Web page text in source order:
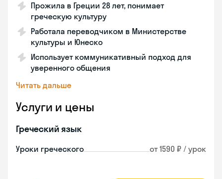
Прожила в Греции 28 лет, понимает
греческую культуру
Работала переводчиком в Министерстве
культуры и Юнеско
Использует коммуникативный подход для
уверенного общения
Читать дальше
Услуги и цены
Греческий язык
Уроки греческого от 1590 ₽ / урок